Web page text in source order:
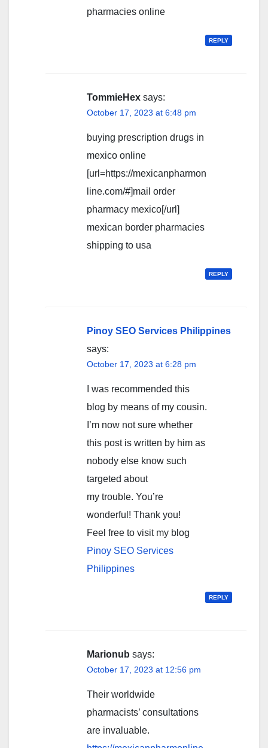
pharmacies online
REPLY
TommieHex says:
October 17, 2023 at 6:48 pm
buying prescription drugs in
mexico online
[url=https://mexicanpharmon
line.com/#]mail order
pharmacy mexico[/url]
mexican border pharmacies
shipping to usa
REPLY
Pinoy SEO Services Philippines
says:
October 17, 2023 at 6:28 pm
I was recommended this
blog by means of my cousin.
I’m now not sure whether
this post is written by him as
nobody else know such
targeted about
my trouble. You’re
wonderful! Thank you!
Feel free to visit my blog
Pinoy SEO Services
Philippines
REPLY
Marionub says:
October 17, 2023 at 12:56 pm
Their worldwide
pharmacists’ consultations
are invaluable.